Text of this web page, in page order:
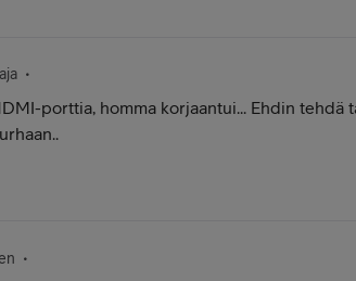
porttia, homma korjaantui... Ehdin tehdä